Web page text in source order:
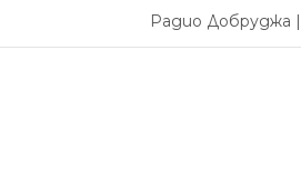
Радио Добруджа |